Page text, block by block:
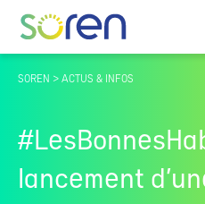
SOREN > ACTUS & INFOS
lancement